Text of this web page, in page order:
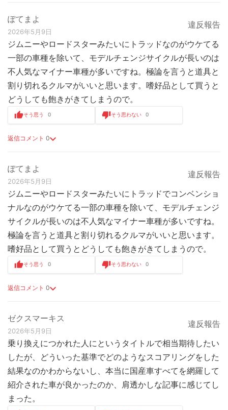
ぽてまよ
2026年5月9日
違反報告
ジムニーやロードスターみたいにトラッドなのがウケてる
一部の車種を除いて、モデルチェンジサイクルが長いのは
不人気なマイナー車種が多いですね。極論を言うと道具と
割り切れるクルマがいいと思います。嗜好品として買うと
どうしても飽きがきてしまうので。
返信コメント 0
そう思う 0 そう思わない 0
ぽてまよ
2026年5月9日
違反報告
ジムニーやロードスターみたいにトラッドでコンベンショ
ナルなのがウケてる一部の車種を除いて、モデルチェンジ
サイクルが長いのは不人気なマイナー車種が多いですね。
極論を言うと道具と割り切れるクルマがいいと思います。
嗜好品として買うとどうしても飽きがきてしまうので。
返信コメント 0
そう思う 0 そう思わない 0
ゼクスマーキス
2026年5月9日
違反報告
乗り換えにつかれた人にというタイトルで相当期待したい
したが、どういった基準でどのようなスコアリングをした
結果なのかわからないし、本当に国産車すべてを網羅して
紹介された車が良かったのか、肩透かしな記事に感じてし
まった。